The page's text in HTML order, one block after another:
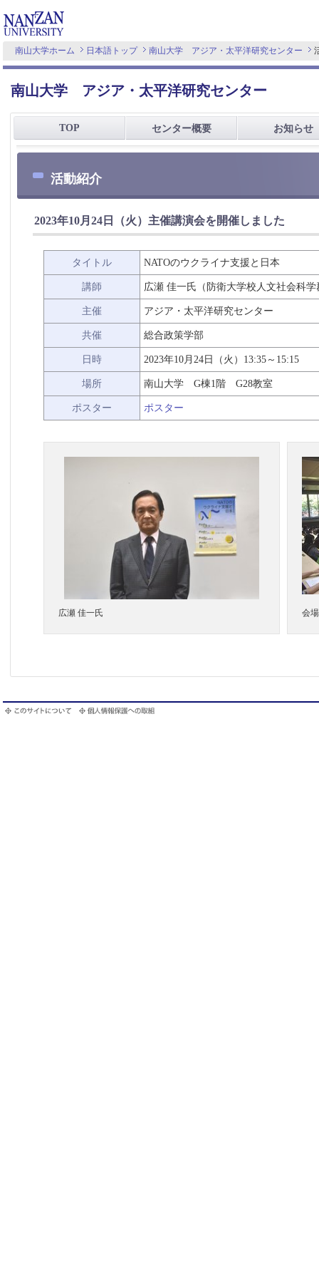
南山大学ホーム 日本語トップ 南山大学 アジア・太平洋研究センター
南山大学 アジア・太平洋研究センター
TOP センター概要 お知らせ
活動紹介
2023年10月24日（火）主催講演会を開催しました
タイトル NATOのウクライナ支援と日本
講師 広瀬 佳一氏（防衛大学校人文社会科
主催 アジア・太平洋研究センター
共催 総合政策学部
日時 2023年10月24日（火）13:35～15:15
場所 南山大学 G棟1階 G28教室
ポスター ポスター
広瀬 佳一氏 会